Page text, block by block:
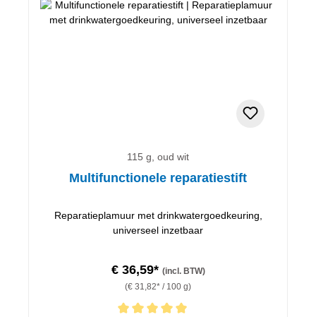
115 g, oud wit
Multifunctionele reparatiestift
Reparatieplamuur met drinkwatergoedkeuring,
universeel inzetbaar
€ 36,59* (incl. BTW)
(€ 31,82* / 100 g)